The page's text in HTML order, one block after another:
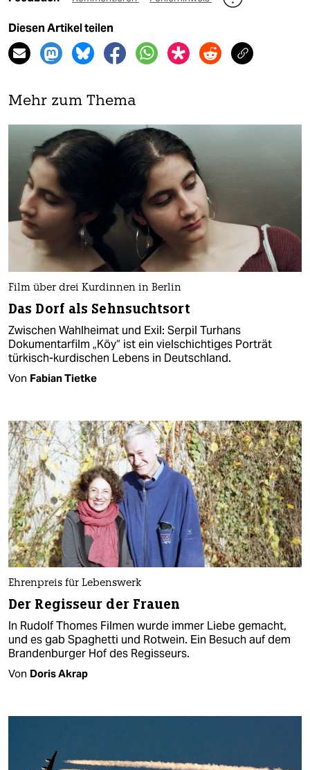
Diesen Artikel teilen
Mehr zum Thema
Film über drei Kurdinnen in Berlin
Das Dorf als Sehnsuchtsort
Zwischen Wahlheimat und Exil: Serpil Turhans
Dokumentarfilm „Köy“ ist ein vielschichtiges Porträt
türkisch-kurdischen Lebens in Deutschland.
Von Fabian Tietke
Ehrenpreis für Lebenswerk
Der Regisseur der Frauen
In Rudolf Thomes Filmen wurde immer Liebe gemacht,
und es gab Spaghetti und Rotwein. Ein Besuch auf dem
Brandenburger Hof des Regisseurs.
Von Doris Akrap